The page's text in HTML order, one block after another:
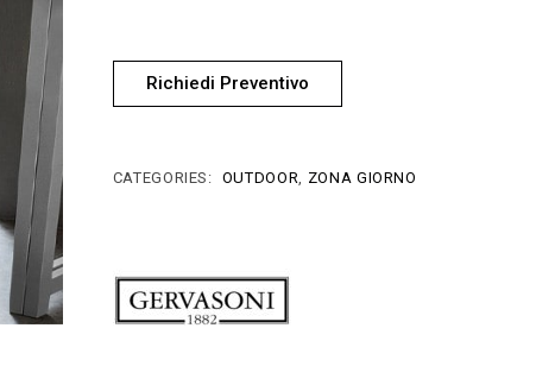
Richiedi Preventivo
CATEGORIES: OUTDOOR, ZONA GIORNO